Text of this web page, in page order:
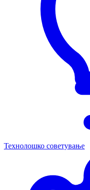
Технолошко советување